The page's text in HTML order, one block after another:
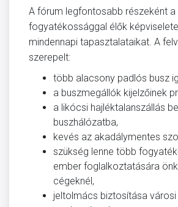
A fórum legfontosabb részeként a
fogyatékossággal élők
mindennapi tapasztalataikat. A
szerepelt:
több alacsony padlós busz
a buszmegállók kijelzőinek
a likócsi hajléktalanszállás
buszhálózatba,
kevés az akadálymentes
szükség lenne több
ember foglalkoztatására
cégeknél,
jeltolmács biztosítása városi